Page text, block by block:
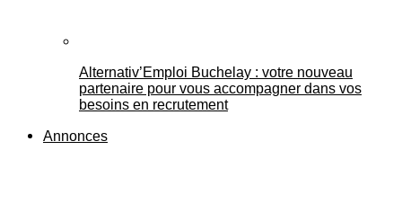
Alternativ’Emploi Buchelay : votre nouveau
partenaire pour vous accompagner dans vos
besoins en recrutement
Annonces